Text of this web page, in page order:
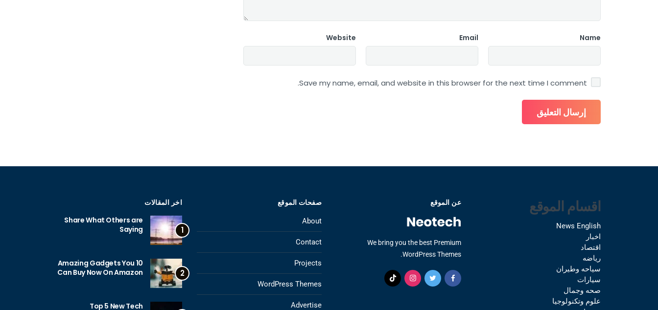
Name
Email
Website
Save my name, email, and website in this browser for the next time I comment.
اقسام الموقع
News English
اخبار
اقتصاد
رياضه
سياحه وطيران
سيارات
صحه وجمال
علوم وتكنولوجيا
عن الموقع
We bring you the best Premium
WordPress Themes.
صفحات الموقع
About
Contact
Projects
WordPress Themes
Advertise
اخر المقالات
1
Share What Others are
Saying
2
10 Amazing Gadgets You
Can Buy Now On Amazon
Top 5 New Tech